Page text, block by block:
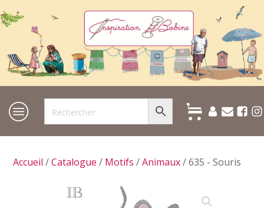
Accueil /Catalogue / Motifs /Animaux/ 635 - Souris